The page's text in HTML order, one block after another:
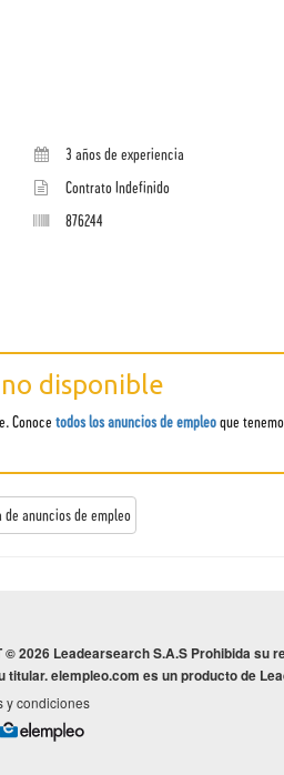
3 años de experiencia
Contrato Indefinido
876244
disponible
Conoce todos los anuncios de empleoque
anuncios de empleo
© 2026 Leadearsearch S.A.S Prohibida
titular. elempleo.com es un producto de
y condiciones